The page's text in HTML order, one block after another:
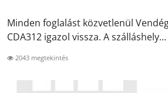
Minden foglalást közvetlenül
CDA312 igazol vissza. A szálláshely...
2043 megtekintés